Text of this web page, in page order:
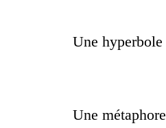
Une hyperbole
Une métaphore